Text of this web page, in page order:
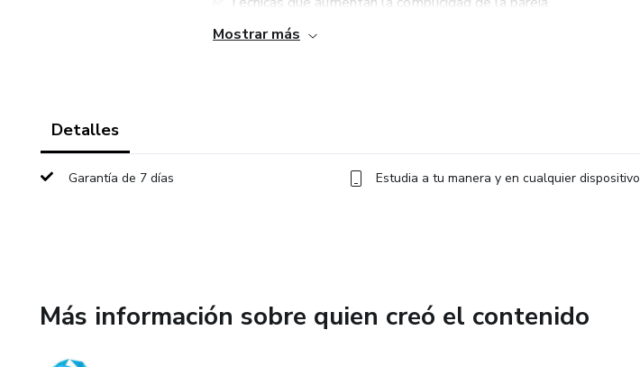
Mostrar más
Detalles
Garantía de 7 días Estudia a tu manera y en cualquier dispositivo
Más información sobre quien creó el contenido